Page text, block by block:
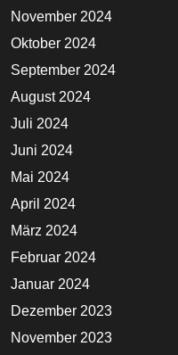
November 2024
Oktober 2024
September 2024
August 2024
Juli 2024
Juni 2024
Mai 2024
April 2024
März 2024
Februar 2024
Januar 2024
Dezember 2023
November 2023